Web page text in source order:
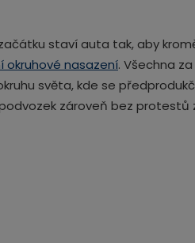
staví auta tak, aby
okruhové nasazení. Všechna
světa, kde se
zároveň bez protestů